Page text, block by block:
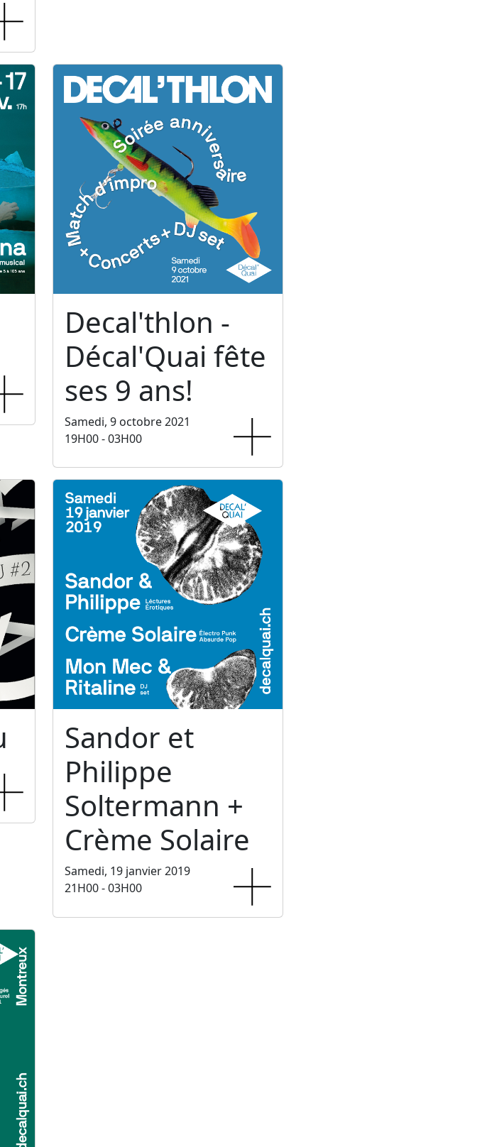
Decal'thlon -
Décal'Quai fête
ses 9 ans!
Samedi, 9 octobre 2021
19H00 - 03H00
Sandor et
Philippe
Soltermann +
Crème Solaire
Samedi, 19 janvier 2019
21H00 - 03H00